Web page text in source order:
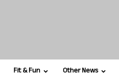
Fit & Fun Other News